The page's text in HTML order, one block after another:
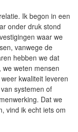
Ik begon in een
onder druk stond
waar we
vanwege de
hebben we dat
weten mensen
kwaliteit leveren
systemen of
Dat we
vind ik echt iets om